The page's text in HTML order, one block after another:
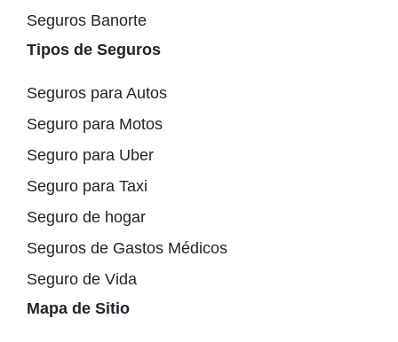
Seguros Banorte
Tipos de Seguros
Seguros para Autos
Seguro para Motos
Seguro para Uber
Seguro para Taxi
Seguro de hogar
Seguros de Gastos Médicos
Seguro de Vida
Mapa de Sitio